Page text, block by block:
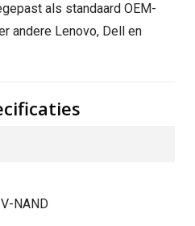
als standaard OEM-
andere Lenovo, Dell en
NAND